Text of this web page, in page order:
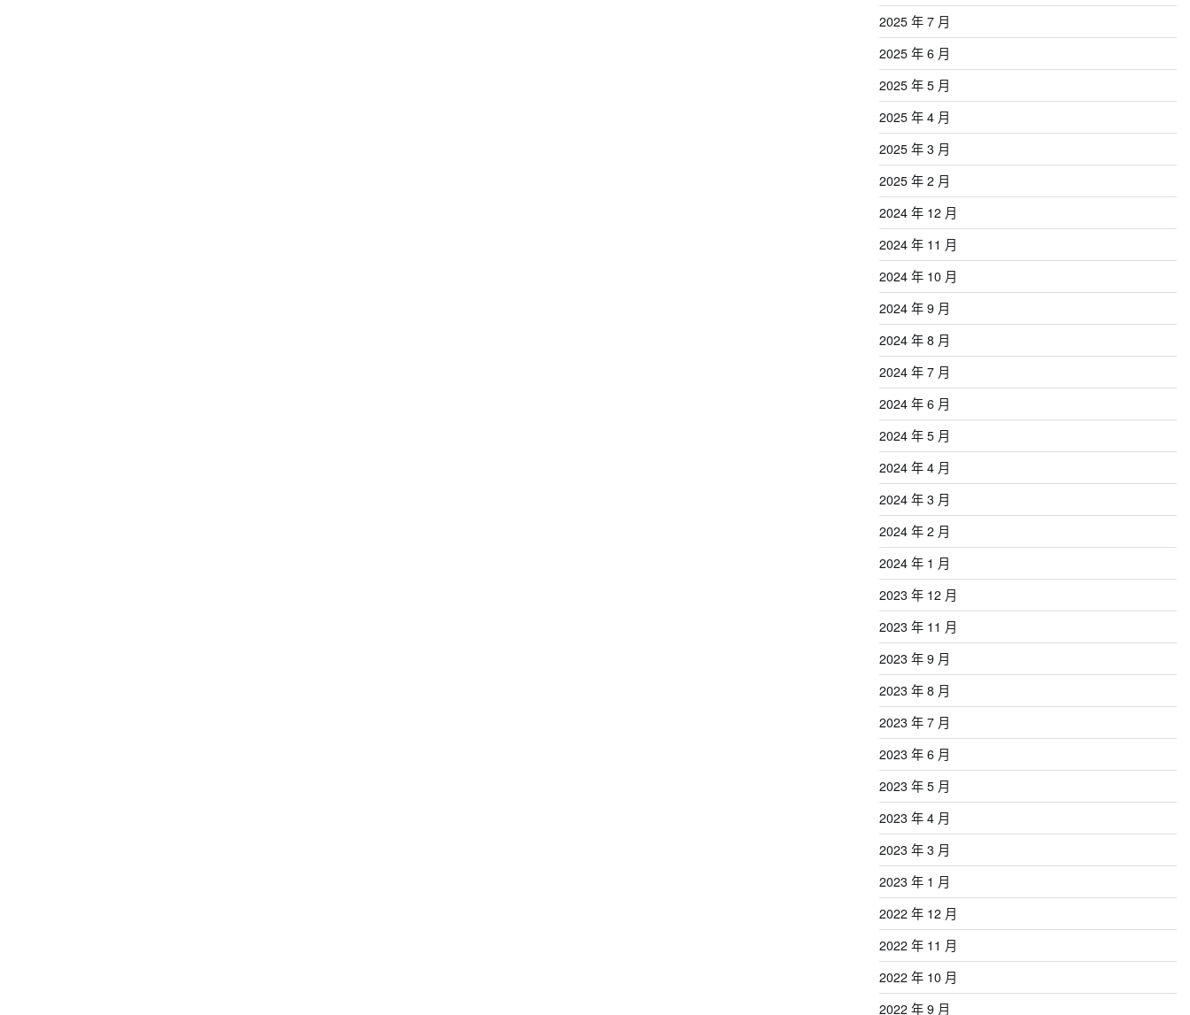
2025 年 7 月
2025 年 6 月
2025 年 5 月
2025 年 4 月
2025 年 3 月
2025 年 2 月
2024 年 12 月
2024 年 11 月
2024 年 10 月
2024 年 9 月
2024 年 8 月
2024 年 7 月
2024 年 6 月
2024 年 5 月
2024 年 4 月
2024 年 3 月
2024 年 2 月
2024 年 1 月
2023 年 12 月
2023 年 11 月
2023 年 9 月
2023 年 8 月
2023 年 7 月
2023 年 6 月
2023 年 5 月
2023 年 4 月
2023 年 3 月
2023 年 1 月
2022 年 12 月
2022 年 11 月
2022 年 10 月
2022 年 9 月